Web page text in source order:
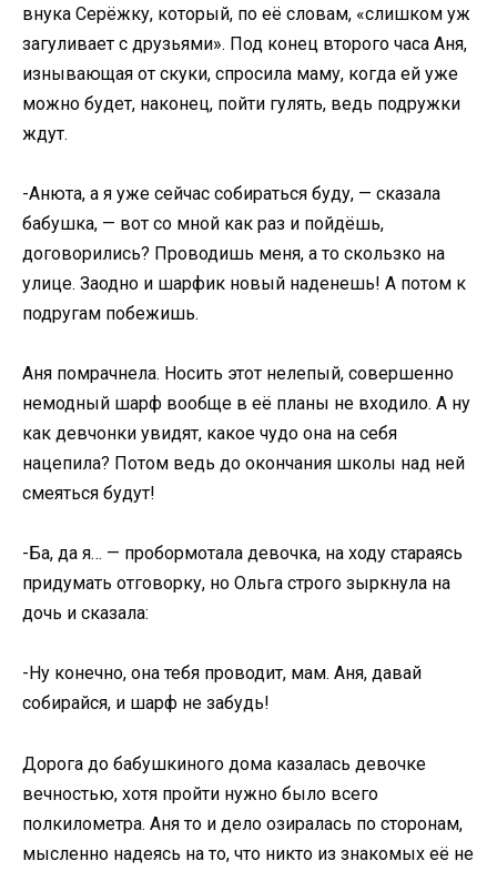
внука Серёжку, который, по её словам, «слишком уж
загуливает с друзьями». Под конец второго часа Аня,
изнывающая от скуки, спросила маму, когда ей уже
можно будет, наконец, пойти гулять, ведь подружки
ждут.
-Анюта, а я уже сейчас собираться буду, — сказала
бабушка, — вот со мной как раз и пойдёшь,
договорились? Проводишь меня, а то скользко на
улице. Заодно и шарфик новый наденешь! А потом к
подругам побежишь.
Аня помрачнела. Носить этот нелепый, совершенно
немодный шарф вообще в её планы не входило. А ну
как девчонки увидят, какое чудо она на себя
нацепила? Потом ведь до окончания школы над ней
смеяться будут!
-Ба, да я… — пробормотала девочка, на ходу стараясь
придумать отговорку, но Ольга строго зыркнула на
дочь и сказала:
-Ну конечно, она тебя проводит, мам. Аня, давай
собирайся, и шарф не забудь!
Дорога до бабушкиного дома казалась девочке
вечностью, хотя пройти нужно было всего
полкилометра. Аня то и дело озиралась по сторонам,
мысленно надеясь на то, что никто из знакомых её не